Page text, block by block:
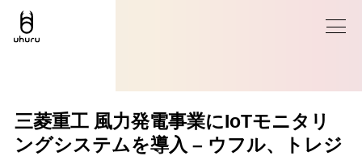
三菱重工 風力発電事業にIoTモニタリ
ングシステムを導入 – ウフル、トレジ